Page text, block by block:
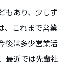
もあり、少しず
、これまで営業
後は多少営業活
最近では先輩社